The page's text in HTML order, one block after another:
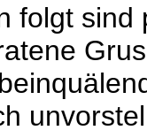
folgt